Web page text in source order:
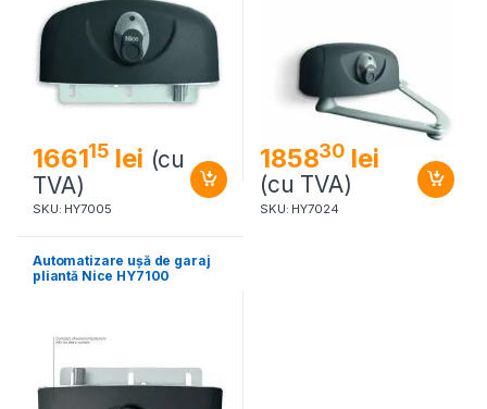
166115 lei (cu
TVA)
SKU: HY7005
185830 lei
(cu TVA)
SKU: HY7024
Automatizare ușă de garaj
pliantă Nice HY7100